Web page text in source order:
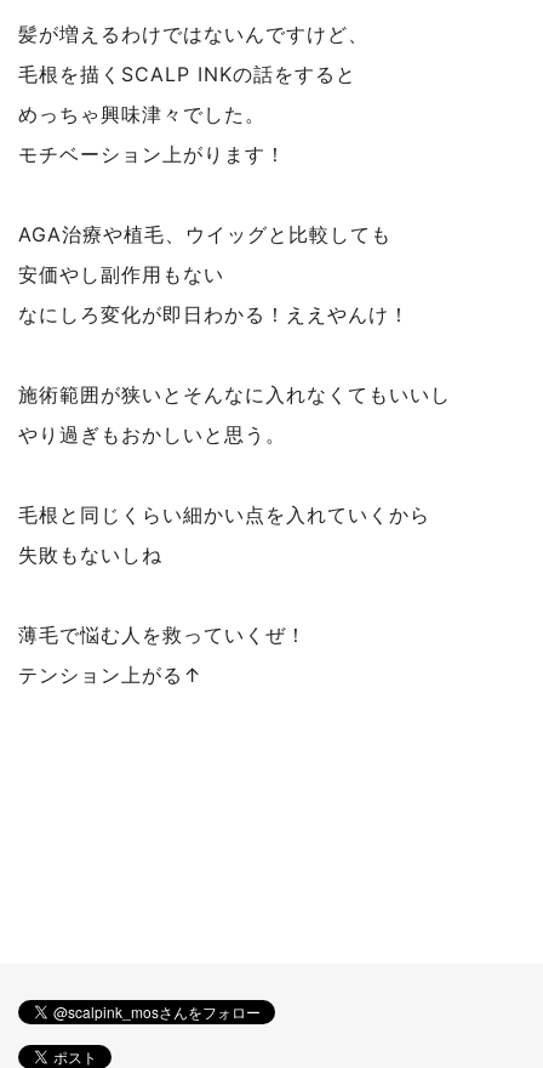
髪が増えるわけではないんですけど、
毛根を描くSCALP INKの話をすると
めっちゃ興味津々でした。
モチベーション上がります！
AGA治療や植毛、ウイッグと比較しても
安価やし副作用もない
なにしろ変化が即日わかる！ええやんけ！
施術範囲が狭いとそんなに入れなくてもいいし
やり過ぎもおかしいと思う。
毛根と同じくらい細かい点を入れていくから
失敗もないしね
薄毛で悩む人を救っていくぜ！
テンション上がる↑